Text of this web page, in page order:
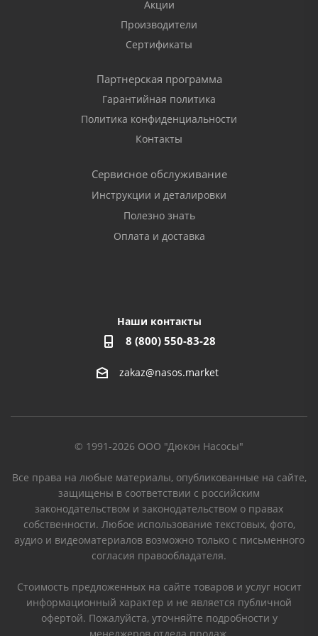
Акции
Производители
Сертификаты
Партнерская программа
Гарантийная политика
Политика конфиденциальности
Контакты
Сервисное обслуживание
Инструкции и деталировки
Полезно знать
Оплата и доставка
Наши контакты
8 (800) 550-83-28
zakaz@nasos.market
© 1991-2026 ООО "Дюкон Насосы"
Все права на любые материалы, опубликованные на сайте,
защищены в соответствии с российским
законодательством и законодательством о правах
собственности. Любое использование текстовых, фото,
аудио и видеоматериалов возможно только с письменного
согласия правообладателя.
Стоимость предложенных на сайте товаров и услуг носит
информационный характер и не является публичной
офертой. Пожалуйста, уточняйте подробности у